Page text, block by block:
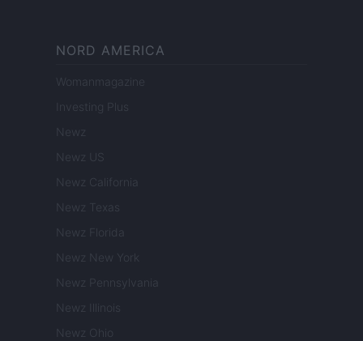
NORD AMERICA
Womanmagazine
Investing Plus
Newz
Newz US
Newz California
Newz Texas
Newz Florida
Newz New York
Newz Pennsylvania
Newz Illinois
Newz Ohio